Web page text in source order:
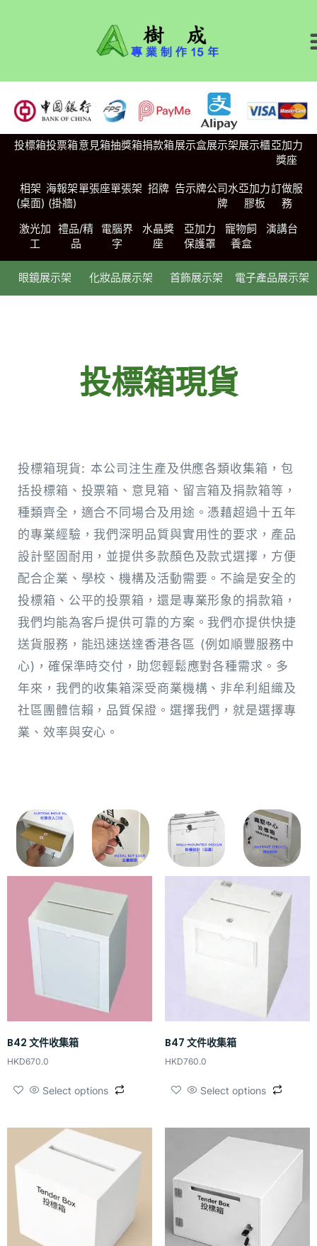
投標箱投票箱意見箱抽獎箱捐款箱展示盒展示架展示櫃亞加力
獎座
相架
(桌面)
海報架
(掛牆)
單張座單張架 招牌 告示牌公司水
牌
亞加力
膠板
訂做服
務
激光加
工
禮品/精
品
電腦界
字
水晶獎
座
亞加力
保護罩
寵物飼
養盒
演講台
眼鏡展示架 化妝品展示架 首飾展示架 電子產品展示架
投標箱現貨
投標箱現貨: 本公司注生產及供應各類收集箱，包
括投標箱、投票箱、意見箱、留言箱及捐款箱等，
種類齊全，適合不同場合及用途。憑藉超過十五年
的專業經驗，我們深明品質與實用性的要求，產品
設計堅固耐用，並提供多款顏色及款式選擇，方便
配合企業、學校、機構及活動需要。不論是安全的
投標箱、公平的投票箱，還是專業形象的捐款箱，
我們均能為客戶提供可靠的方案。我們亦提供快捷
送貨服務，能迅速送達香港各區 (例如順豐服務中
心)，確保準時交付，助您輕鬆應對各種需求。多
年來，我們的收集箱深受商業機構、非牟利組織及
社區團體信賴，品質保證。選擇我們，就是選擇專
業、效率與安心。
B42 文件收集箱
HKD670.0
Select options
B47 文件收集箱
HKD760.0
Select options